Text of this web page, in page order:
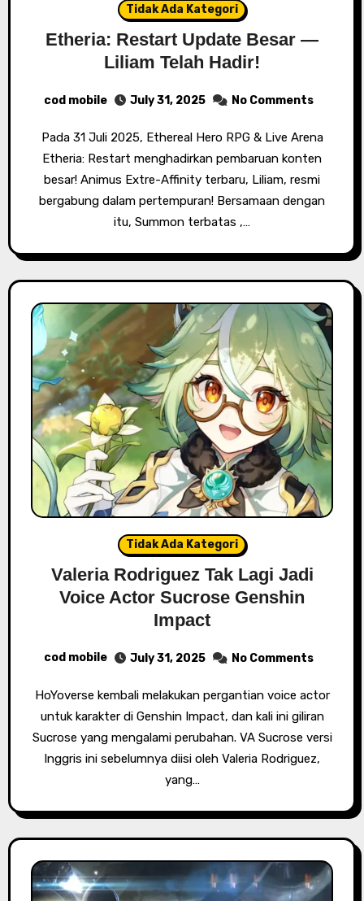
Tidak Ada Kategori
Etheria: Restart Update Besar —
Liliam Telah Hadir!
cod mobile July 31, 2025 No Comments
Pada 31 Juli 2025, Ethereal Hero RPG & Live Arena
Etheria: Restart menghadirkan pembaruan konten
besar! Animus Extre-Affinity terbaru, Liliam, resmi
bergabung dalam pertempuran! Bersamaan dengan
itu, Summon terbatas ,…
Tidak Ada Kategori
Valeria Rodriguez Tak Lagi Jadi
Voice Actor Sucrose Genshin
Impact
cod mobile July 31, 2025 No Comments
HoYoverse kembali melakukan pergantian voice actor
untuk karakter di Genshin Impact, dan kali ini giliran
Sucrose yang mengalami perubahan. VA Sucrose versi
Inggris ini sebelumnya diisi oleh Valeria Rodriguez,
yang…